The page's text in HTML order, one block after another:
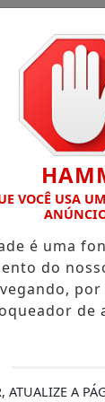
é
em
VOCÊ USA
é uma
do
de
ATUALIZE A